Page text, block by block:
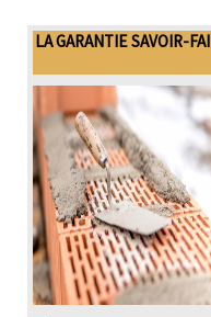
LA GARANTIE SAVOIR-